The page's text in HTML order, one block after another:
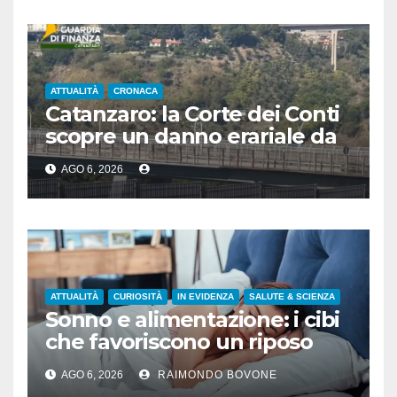
ATTUALITÀ CRONACA
Catanzaro: la Corte dei Conti
scopre un danno erariale da
600.000 euro sui depuratori
AGO 6, 2026
ATTUALITÀ CURIOSITÀ IN EVIDENZA SALUTE & SCIENZA
Sonno e alimentazione: i cibi
che favoriscono un riposo
naturale
AGO 6, 2026 RAIMONDO BOVONE